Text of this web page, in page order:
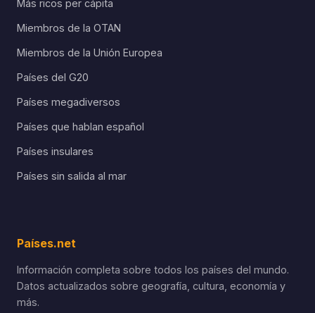
Más ricos per cápita
Miembros de la OTAN
Miembros de la Unión Europea
Países del G20
Países megadiversos
Países que hablan español
Países insulares
Países sin salida al mar
Países.net
Información completa sobre todos los países del mundo.
Datos actualizados sobre geografía, cultura, economía y
más.